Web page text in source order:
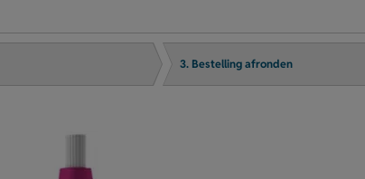
3. Bestelling afronden